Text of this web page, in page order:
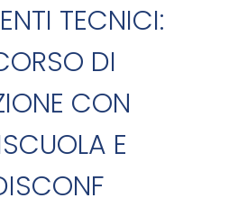
TECNICI:
DI
CON
E